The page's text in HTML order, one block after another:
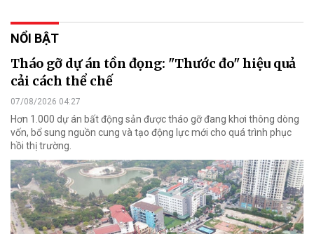
NỔI BẬT
Tháo gỡ dự án tồn đọng: "Thước đo" hiệu quả
cải cách thể chế
07/08/2026 04:27
Hơn 1.000 dự án bất động sản được tháo gỡ đang khơi thông dòng
vốn, bổ sung nguồn cung và tạo động lực mới cho quá trình phục
hồi thị trường.